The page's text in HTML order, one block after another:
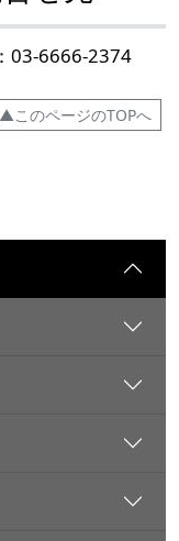
03-6666-2374
▲このページのTOPへ